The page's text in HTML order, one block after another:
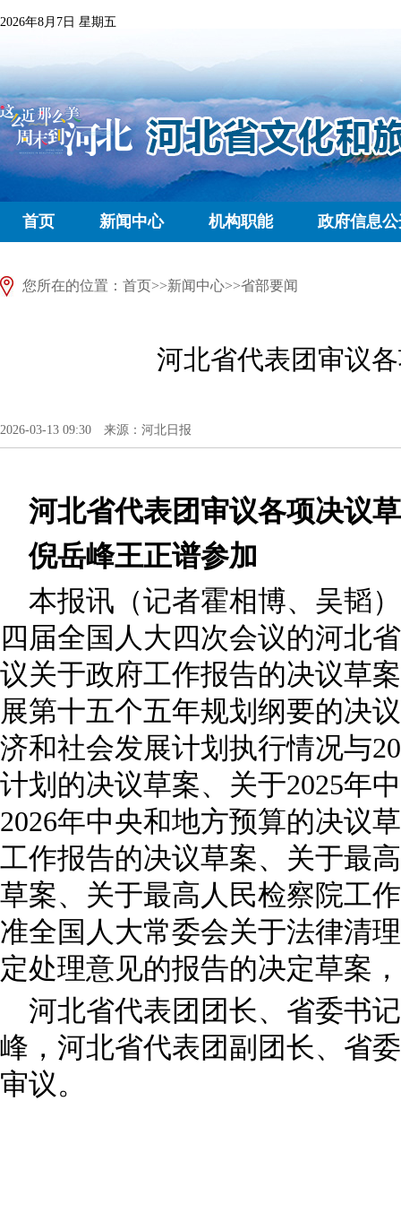
2026年8月7日 星期五
首页 新闻中心 机构职能 政府信息
您所在的位置： 首页>>新闻中心>>省部要闻
河北省代表团审议
2026-03-13 09:30 来源：河北日报
河北省代表团审议各项决议
倪岳峰王正谱参加
本报讯（记者霍相博、吴韬
四届全国人大四次会议的河北
议关于政府工作报告的决议草
展第十五个五年规划纲要的决
济和社会发展计划执行情况与
计划的决议草案、关于2025年
2026年中央和地方预算的决议
工作报告的决议草案、关于最
草案、关于最高人民检察院工
准全国人大常委会关于法律清
定处理意见的报告的决定草案
河北省代表团团长、省委书
峰，河北省代表团副团长、省
审议。